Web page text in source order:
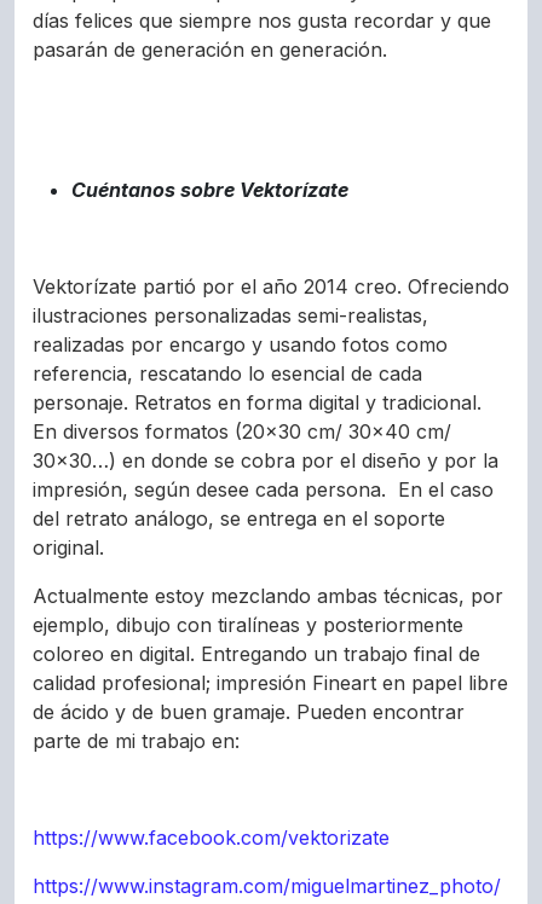
días felices que siempre nos gusta recordar y que
pasarán de generación en generación.
Cuéntanos sobre Vektorízate
Vektorízate partió por el año 2014 creo. Ofreciendo
ilustraciones personalizadas semi-realistas,
realizadas por encargo y usando fotos como
referencia, rescatando lo esencial de cada
personaje. Retratos en forma digital y tradicional.
En diversos formatos (20×30 cm/ 30×40 cm/
30×30…) en donde se cobra por el diseño y por la
impresión, según desee cada persona. En el caso
del retrato análogo, se entrega en el soporte
original.
Actualmente estoy mezclando ambas técnicas, por
ejemplo, dibujo con tiralíneas y posteriormente
coloreo en digital. Entregando un trabajo final de
calidad profesional; impresión Fineart en papel libre
de ácido y de buen gramaje. Pueden encontrar
parte de mi trabajo en:
https://www.facebook.com/vektorizate
https://www.instagram.com/miguelmartinez_photo/